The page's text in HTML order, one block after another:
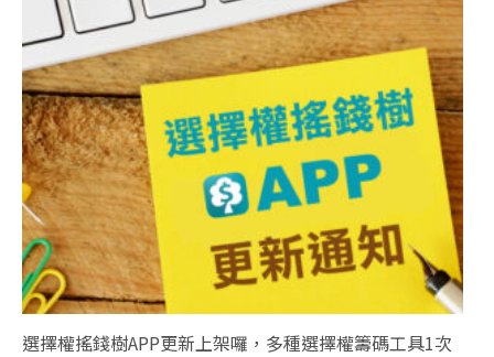
選擇權搖錢樹APP更新上架囉，多種選擇權籌碼工具1次